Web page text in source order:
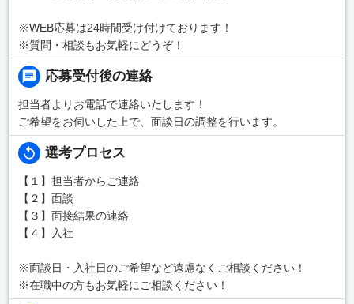
※WEB応募は24時間受け付けております！
※質問・相談もお気軽にどうぞ！
応募受付後の連絡
担当者よりお電話で連絡いたします！
ご希望をお伺いした上で、面談日の調整を行います。
選考プロセス
【１】担当者からご連絡
【２】面談
【３】面接結果の連絡
【４】入社
※面談日・入社日のご希望など遠慮なくご相談ください！
※在職中の方もお気軽にご相談ください！